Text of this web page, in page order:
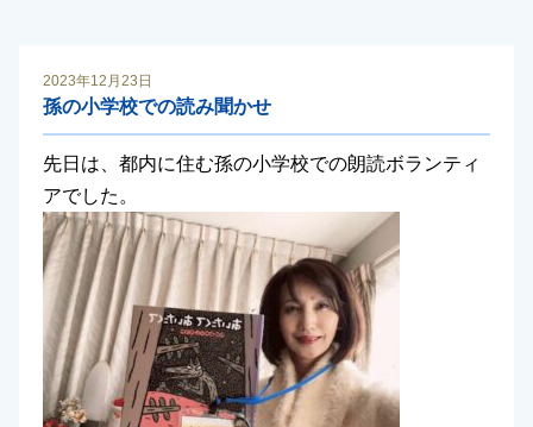
2023年12月23日
孫の小学校での読み聞かせ
先日は、都内に住む孫の小学校での朗読ボランティ
アでした。